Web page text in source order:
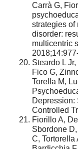
Carrà G,
strategies of
disorder:
multicentric
Steardo L
Fico G,
Torella M,
Depression:
Controlled
Fiorillo A,
Sbordone
C, Tortorella